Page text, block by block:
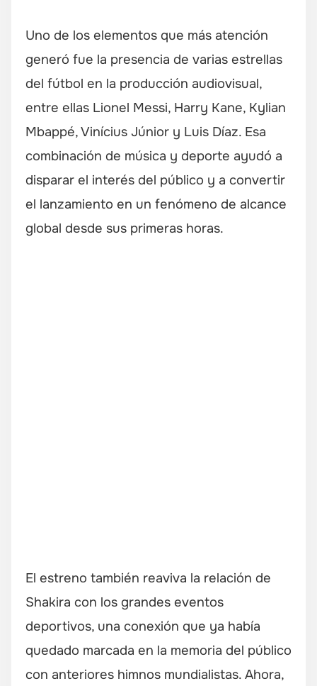
Uno de los elementos que más atención
generó fue la presencia de varias estrellas
del fútbol en la producción audiovisual,
entre ellas Lionel Messi, Harry Kane, Kylian
Mbappé, Vinícius Júnior y Luis Díaz. Esa
combinación de música y deporte ayudó a
disparar el interés del público y a convertir
el lanzamiento en un fenómeno de alcance
global desde sus primeras horas.
El estreno también reaviva la relación de
Shakira con los grandes eventos
deportivos, una conexión que ya había
quedado marcada en la memoria del público
con anteriores himnos mundialistas. Ahora,